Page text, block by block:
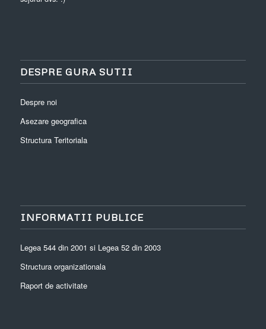
DESPRE GURA SUTII
Despre noi
Asezare geografica
Structura Teritoriala
INFORMATII PUBLICE
Legea 544 din 2001 si Legea 52 din 2003
Structura organizationala
Raport de activitate